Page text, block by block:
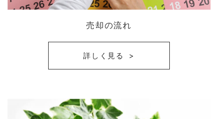
売却の流れ
詳しく見る